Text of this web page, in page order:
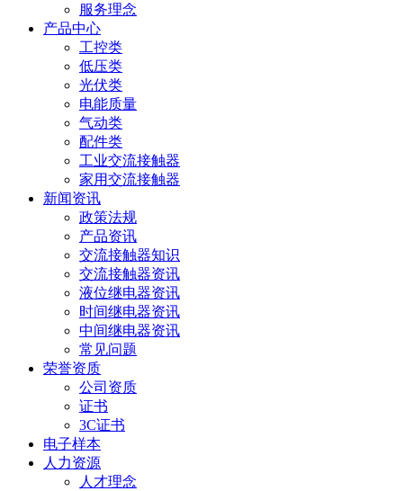
服务理念
产品中心
工控类
低压类
光伏类
电能质量
气动类
配件类
工业交流接触器
家用交流接触器
新闻资讯
政策法规
产品资讯
交流接触器知识
交流接触器资讯
液位继电器资讯
时间继电器资讯
中间继电器资讯
常见问题
荣誉资质
公司资质
证书
3C证书
电子样本
人力资源
人才理念